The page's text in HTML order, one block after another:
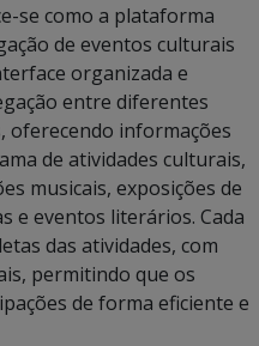
se como a plataforma
de eventos culturais
organizada e
entre diferentes
oferecendo informações
de atividades culturais,
musicais, exposições de
e eventos literários. Cada
das atividades, com
permitindo que os
de forma eficiente e